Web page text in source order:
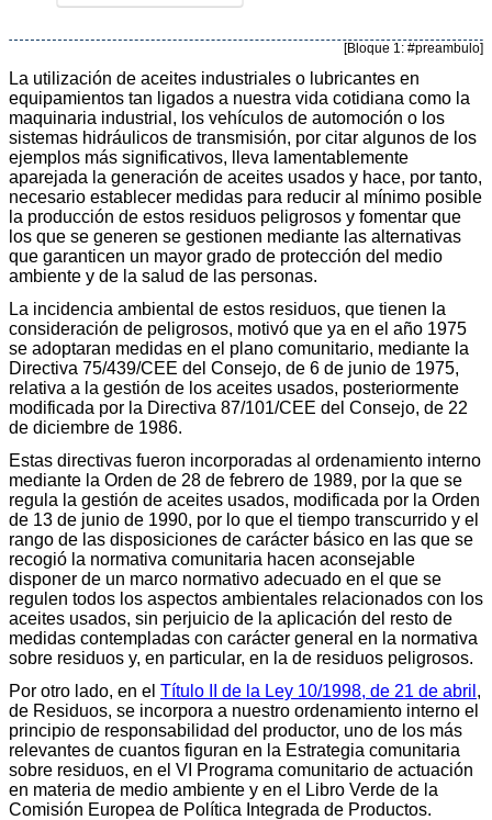
[Bloque 1: #preambulo]
La utilización de aceites industriales o lubricantes en
equipamientos tan ligados a nuestra vida cotidiana como la
maquinaria industrial, los vehículos de automoción o los
sistemas hidráulicos de transmisión, por citar algunos de los
ejemplos más significativos, lleva lamentablemente
aparejada la generación de aceites usados y hace, por tanto,
necesario establecer medidas para reducir al mínimo posible
la producción de estos residuos peligrosos y fomentar que
los que se generen se gestionen mediante las alternativas
que garanticen un mayor grado de protección del medio
ambiente y de la salud de las personas.
La incidencia ambiental de estos residuos, que tienen la
consideración de peligrosos, motivó que ya en el año 1975
se adoptaran medidas en el plano comunitario, mediante la
Directiva 75/439/CEE del Consejo, de 6 de junio de 1975,
relativa a la gestión de los aceites usados, posteriormente
modificada por la Directiva 87/101/CEE del Consejo, de 22
de diciembre de 1986.
Estas directivas fueron incorporadas al ordenamiento interno
mediante la Orden de 28 de febrero de 1989, por la que se
regula la gestión de aceites usados, modificada por la Orden
de 13 de junio de 1990, por lo que el tiempo transcurrido y el
rango de las disposiciones de carácter básico en las que se
recogió la normativa comunitaria hacen aconsejable
disponer de un marco normativo adecuado en el que se
regulen todos los aspectos ambientales relacionados con los
aceites usados, sin perjuicio de la aplicación del resto de
medidas contempladas con carácter general en la normativa
sobre residuos y, en particular, en la de residuos peligrosos.
Por otro lado, en el Título II de la Ley 10/1998, de 21 de abril ,
de Residuos, se incorpora a nuestro ordenamiento interno el
principio de responsabilidad del productor, uno de los más
relevantes de cuantos figuran en la Estrategia comunitaria
sobre residuos, en el VI Programa comunitario de actuación
en materia de medio ambiente y en el Libro Verde de la
Comisión Europea de Política Integrada de Productos.